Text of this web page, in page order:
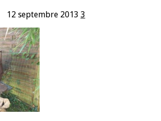
12 septembre 2013 3